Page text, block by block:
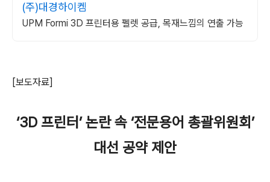
(주)대경하이켐
UPM Formi 3D 프린터용 펠렛 공급, 목재느낌의 연출 가능
[보도자료]
‘3D 프린터’ 논란 속 ‘전문용어 총괄위원회’
대선 공약 제안